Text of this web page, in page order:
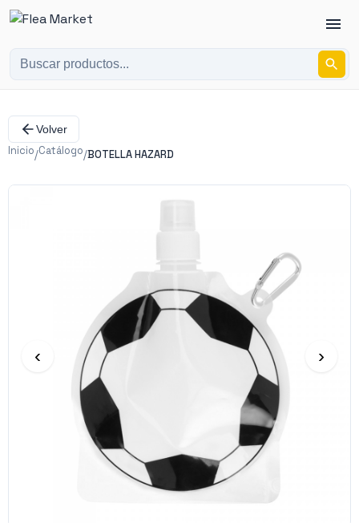
Volver
Inicio/Catálogo/BOTELLA HAZARD
‹ ›